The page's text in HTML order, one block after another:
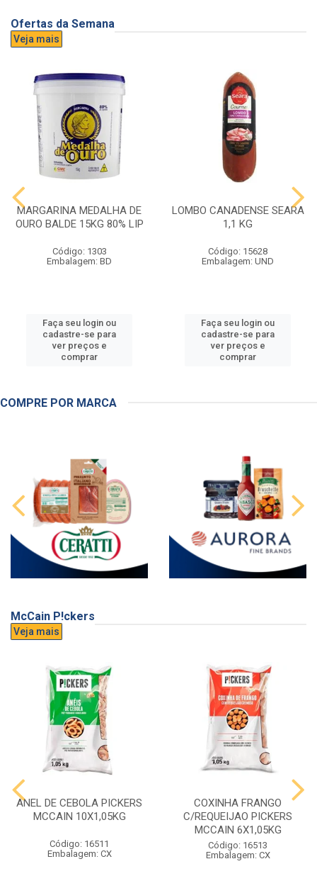
Ofertas da Semana
Veja mais
MARGARINA MEDALHA DE
OURO BALDE 15KG 80% LIP
Código: 1303
Embalagem: BD
Faça seu login ou
cadastre-se para
ver preços e
comprar
LOMBO CANADENSE SEARA
1,1 KG
Código: 15628
Embalagem: UND
Faça seu login ou
cadastre-se para
ver preços e
comprar
COMPRE POR MARCA
McCain P!ckers
Veja mais
ANEL DE CEBOLA PICKERS
MCCAIN 10X1,05KG
Código: 16511
Embalagem: CX
COXINHA FRANGO
C/REQUEIJAO PICKERS
MCCAIN 6X1,05KG
Código: 16513
Embalagem: CX